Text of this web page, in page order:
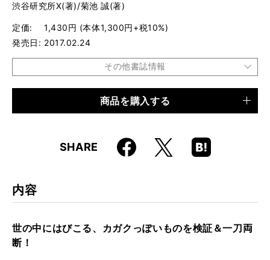
渋谷研究所X(著)/菊池 誠(著)
定価
1,430円 (本体1,300円+税10%)
発売日
2017.02.24
その他書誌情報
9784845629978
商品を購入する
SHARE Faceboo
k
X
Hatena
Boo
内容
世の中にはびこる、カガクっぽいものを検証＆一刀両
断！